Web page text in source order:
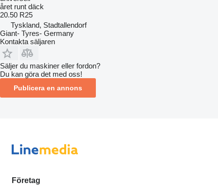
året runt däck
20.50 R25
Tyskland, Stadtallendorf
Giant- Tyres- Germany
Kontakta säljaren
Säljer du maskiner eller fordon?
Du kan göra det med oss!
Publicera en annons
Företag